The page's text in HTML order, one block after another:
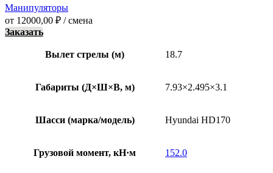
Манипуляторы
от 12000,00 ₽ / смена
Заказать
Вылет стрелы (м) 18.7
Габариты (Д×Ш×В, м) 7.93×2.495×3.1
Шасси (марка/модель) Hyundai HD170
Грузовой момент, кН·м 152.0